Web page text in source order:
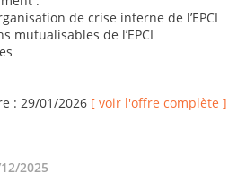
de crise interne de l’EPCI
mutualisables de l’EPCI
: 29/01/2026 [ voir l'offre complète ]
2025